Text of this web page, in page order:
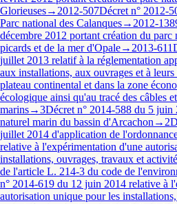
Glorieuses→ 2012-507Décret n° 2012-
Parc national des Calanques→ 2012-
décembre 2012 portant création du parc
picards et de la mer d'Opale→ 2013-611
juillet 2013 relatif à la réglementation
aux installations, aux ouvrages et à
plateau continental et dans la zone
écologique ainsi qu'au tracé des câbles
marins→3Décret n° 2014-588 du 5 juin
naturel marin du bassin d'Arcachon → 2
juillet 2014 d'application de
relative à l'expérimentation d'une
installations, ouvrages, travaux et
de l'article L. 214-3 du code de
n° 2014-619 du 12 juin 2014 relative à
autorisation unique pour les